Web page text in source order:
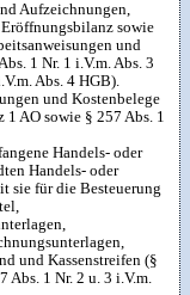
Aufzeichnungen,
Eröffnungsbilanz sowie
und
1 Nr. 1 i.V.m. Abs. 3
Abs. 4 HGB).
und Kostenbelege
1 AO sowie § 257 Abs. 1
Handels- oder
Handels- oder
sie für die Besteuerung
und Kassenstreifen (§
Abs. 1 Nr. 2 u. 3 i.V.m.